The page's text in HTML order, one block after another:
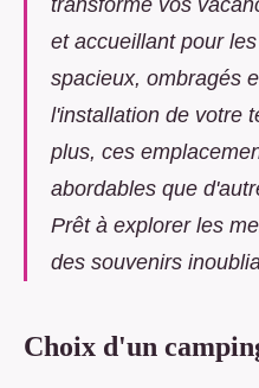
transforme vos
et accueillant pour
spacieux, ombragés
l'installation de votre
plus, ces
abordables que
Prêt à explorer les
des souvenirs
Choix d'un